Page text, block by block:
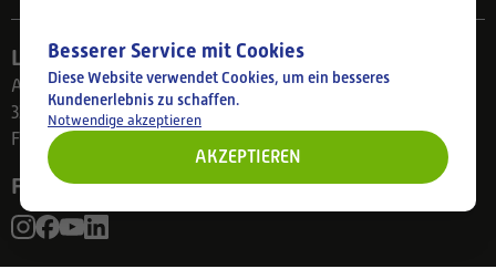
Ladengeschäft
Ahlmanintie 61
33800 Tampere
Finnland
Folgen Sie uns
Besserer Service mit Cookies
Diese Website verwendet Cookies, um ein besseres
Kundenerlebnis zu schaffen.
Notwendige akzeptieren
AKZEPTIEREN